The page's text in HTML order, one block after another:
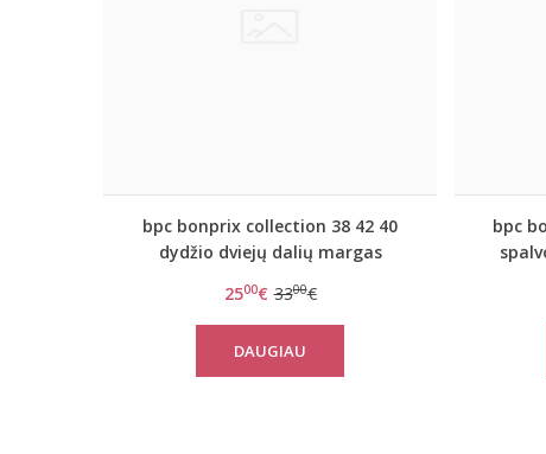
bpc bonprix collection 38 42 40
dydžio dviejų dalių margas
2500€ 3300€
DAUGIAU
bpc